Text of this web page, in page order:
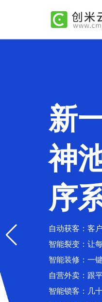
新
神
序
自动获客：客
智能裂变：让
智能装修：一
自营外卖：跟
智能锁客：几